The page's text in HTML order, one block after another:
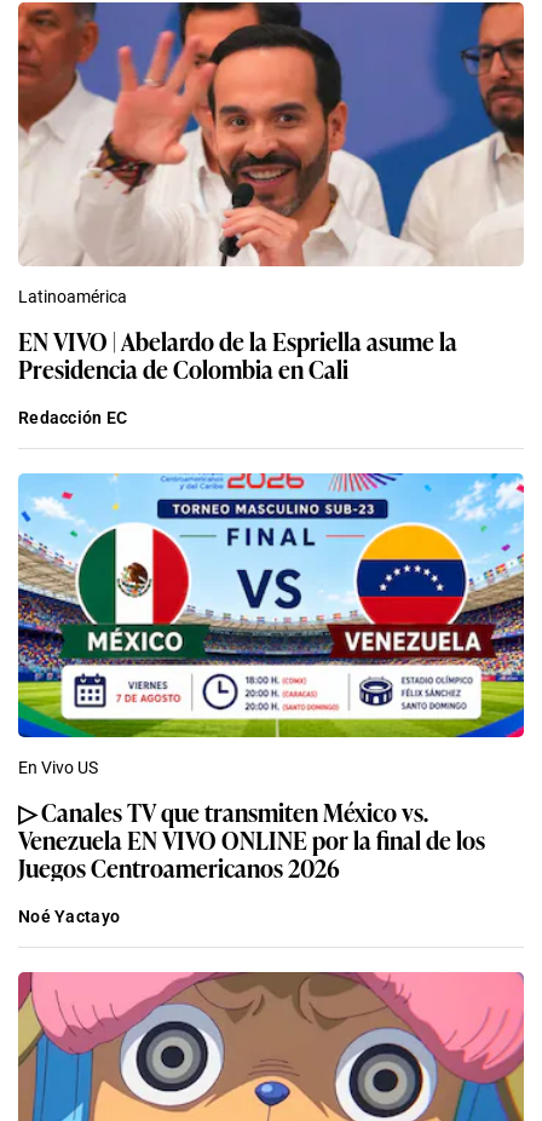
Latinoamérica
EN VIVO | Abelardo de la Espriella asume la
Presidencia de Colombia en Cali
Redacción EC
En Vivo US
▷ Canales TV que transmiten México vs.
Venezuela EN VIVO ONLINE por la final de los
Juegos Centroamericanos 2026
Noé Yactayo